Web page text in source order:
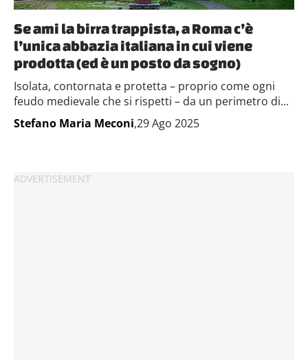
Se ami la birra trappista, a Roma c’è
l’unica abbazia italiana in cui viene
prodotta (ed è un posto da sogno)
Isolata, contornata e protetta – proprio come ogni
feudo medievale che si rispetti – da un perimetro di...
Stefano Maria Meconi,29 Ago 2025